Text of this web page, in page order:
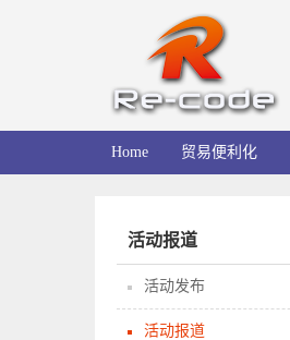
Home 贸易便利化
活动报道
活动发布
活动报道